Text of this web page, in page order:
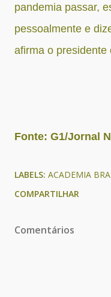
pandemia passar,
pessoalmente e
afirma o presidente
Fonte: G1/Jornal
LABELS: ACADEMIA
COMPARTILHAR
Comentários